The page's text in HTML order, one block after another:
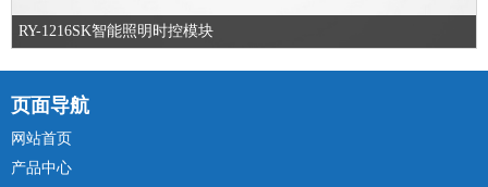
RY-1216SK智能照明时控模块
页面导航
网站首页
产品中心